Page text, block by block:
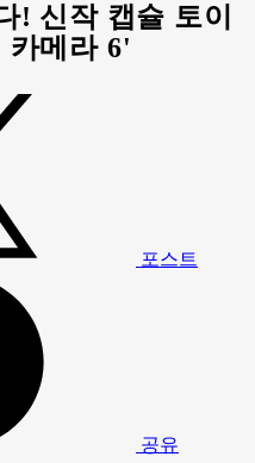
! 신작 캡슐 토이
카메라 6'
포스트
공유